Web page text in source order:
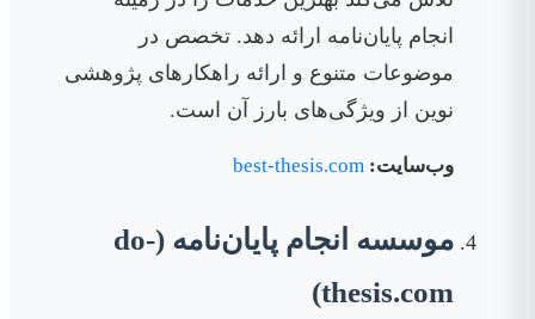
انجام پایان‌نامه ارائه دهد. تخصص در
موضوعات متنوع و ارائه راهکارهای پژوهشی
نوین از ویژگی‌های بارز آن است.
وب‌سایت: best-thesis.com
موسسه انجام پایان‌نامه (do-
thesis.com)